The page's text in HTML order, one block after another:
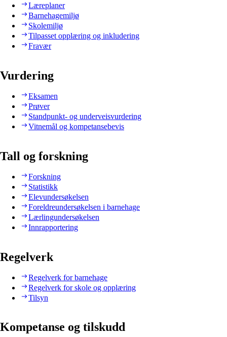
Læreplaner
Barnehagemiljø
Skolemiljø
Tilpasset opplæring og inkludering
Fravær
Vurdering
Eksamen
Prøver
Standpunkt- og underveisvurdering
Vitnemål og kompetansebevis
Tall og forskning
Forskning
Statistikk
Elevundersøkelsen
Foreldreundersøkelsen i barnehage
Lærlingundersøkelsen
Innrapportering
Regelverk
Regelverk for barnehage
Regelverk for skole og opplæring
Tilsyn
Kompetanse og tilskudd